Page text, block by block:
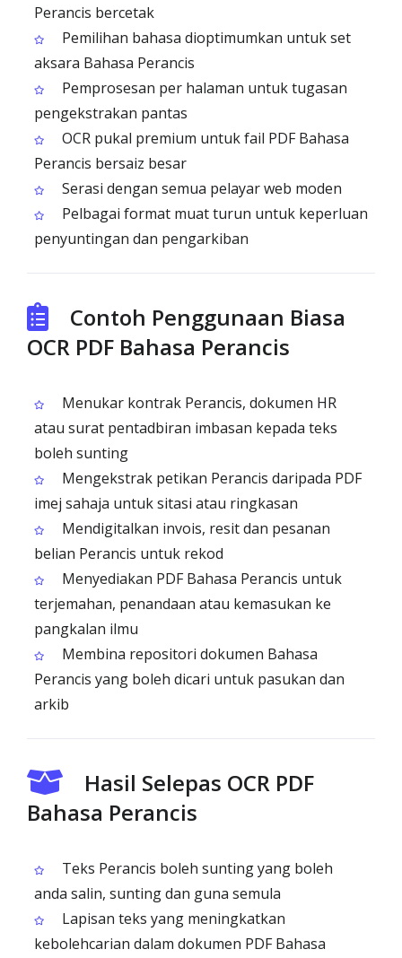
Perancis bercetak
Pemilihan bahasa dioptimumkan untuk set
aksara Bahasa Perancis
Pemprosesan per halaman untuk tugasan
pengekstrakan pantas
OCR pukal premium untuk fail PDF Bahasa
Perancis bersaiz besar
Serasi dengan semua pelayar web moden
Pelbagai format muat turun untuk keperluan
penyuntingan dan pengarkiban
Contoh Penggunaan Biasa
OCR PDF Bahasa Perancis
Menukar kontrak Perancis, dokumen HR
atau surat pentadbiran imbasan kepada teks
boleh sunting
Mengekstrak petikan Perancis daripada PDF
imej sahaja untuk sitasi atau ringkasan
Mendigitalkan invois, resit dan pesanan
belian Perancis untuk rekod
Menyediakan PDF Bahasa Perancis untuk
terjemahan, penandaan atau kemasukan ke
pangkalan ilmu
Membina repositori dokumen Bahasa
Perancis yang boleh dicari untuk pasukan dan
arkib
Hasil Selepas OCR PDF
Bahasa Perancis
Teks Perancis boleh sunting yang boleh
anda salin, sunting dan guna semula
Lapisan teks yang meningkatkan
kebolehcarian dalam dokumen PDF Bahasa